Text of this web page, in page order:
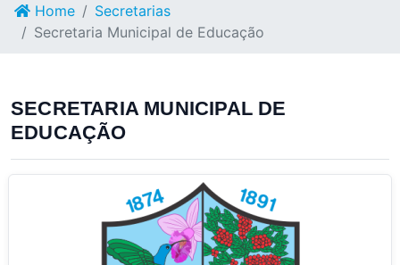
Home
Secretarias
Secretaria Municipal de Educação
SECRETARIA MUNICIPAL DE
EDUCAÇÃO